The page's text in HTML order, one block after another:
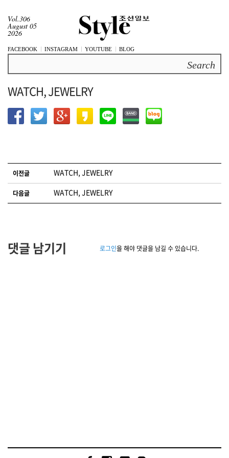
Vol.306
August 05
2026
FACEBOOK INSTAGRAM YOUTUBE BLOG
WATCH, JEWELRY
글 네비게이션
이전글 WATCH, JEWELRY
다음글 WATCH, JEWELRY
댓글 남기기 로그인을 해야 댓글을 남길 수 있습니다.